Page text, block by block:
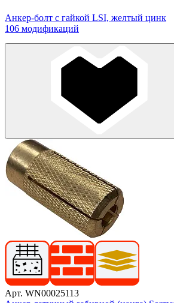
Анкер-болт с гайкой LSI, желтый цинк
106 модификаций
Арт. WN00025113